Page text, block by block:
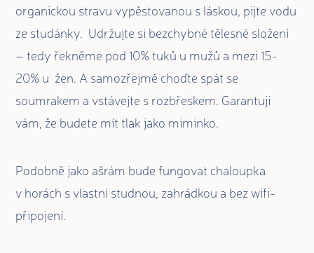
organickou stravu vypěstovanou s láskou, pijte vodu
ze studánky. Udržujte si bezchybné tělesné složení
– tedy řekněme pod 10% tuků u mužů a mezi 15-
20% u žen. A samozřejmě choďte spát se
soumrakem a vstávejte s rozbřeskem. Garantuji
vám, že budete mít tlak jako miminko.
Podobně jako ašrám bude fungovat chaloupka
v horách s vlastní studnou, zahrádkou a bez wifi-
připojení.